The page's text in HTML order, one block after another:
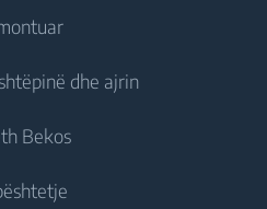
Ngrirës
të integruar
qëndrim të lirë
të integruara
Tharëse
Ftohje
të integruar
të integruar
dhe ajrin
Bekos